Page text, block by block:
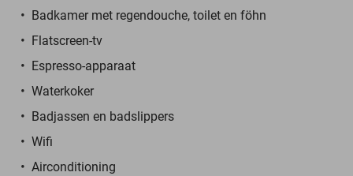
Badkamer met regendouche, toilet en föhn
Flatscreen-tv
Espresso-apparaat
Waterkoker
Badjassen en badslippers
Wifi
Airconditioning